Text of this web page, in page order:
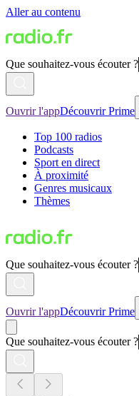
Aller au contenu
Que souhaitez-vous écouter ?
Ouvrir l'appDécouvrir Prime
Top 100 radios
Podcasts
Sport en direct
À proximité
Genres musicaux
Thèmes
Que souhaitez-vous écouter ?
Ouvrir l'appDécouvrir Prime
Que souhaitez-vous écouter ?